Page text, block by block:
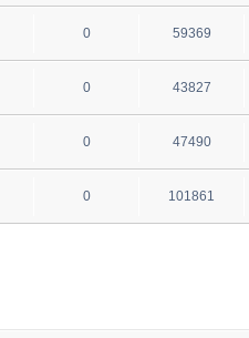
0 59369
0 43827
0 47490
0 101861